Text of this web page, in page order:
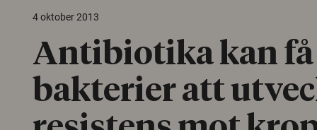
4 oktober 2013
Antibiotika kan få
bakterier att